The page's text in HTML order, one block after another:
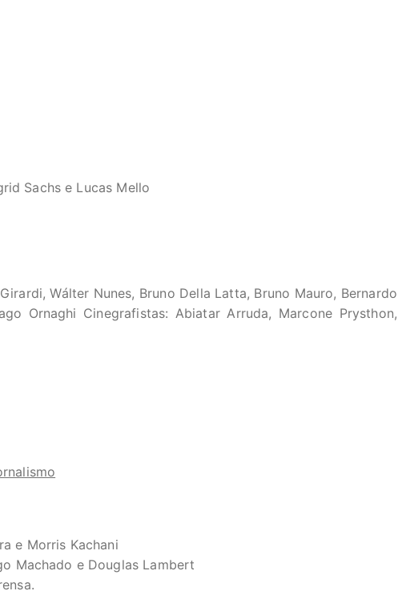
Sachs e Lucas Mello
Wálter Nunes, Bruno Della Latta, Bruno Mauro, Bernardo
Ornaghi Cinegrafistas: Abiatar Arruda, Marcone Prysthon,
e Morris Kachani
Machado e Douglas Lambert